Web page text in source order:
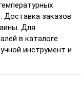
Доставка заказов
Для
в каталоге
инструмент и